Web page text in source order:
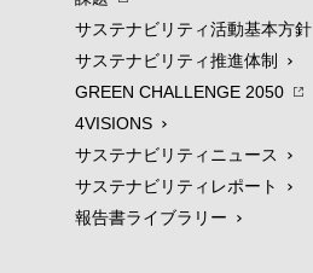
サステナビリティ活動基本方針
サステナビリティ推進体制
GREEN CHALLENGE 2050
4VISIONS
サステナビリティニュース
サステナビリティレポート
報告書ライブラリー